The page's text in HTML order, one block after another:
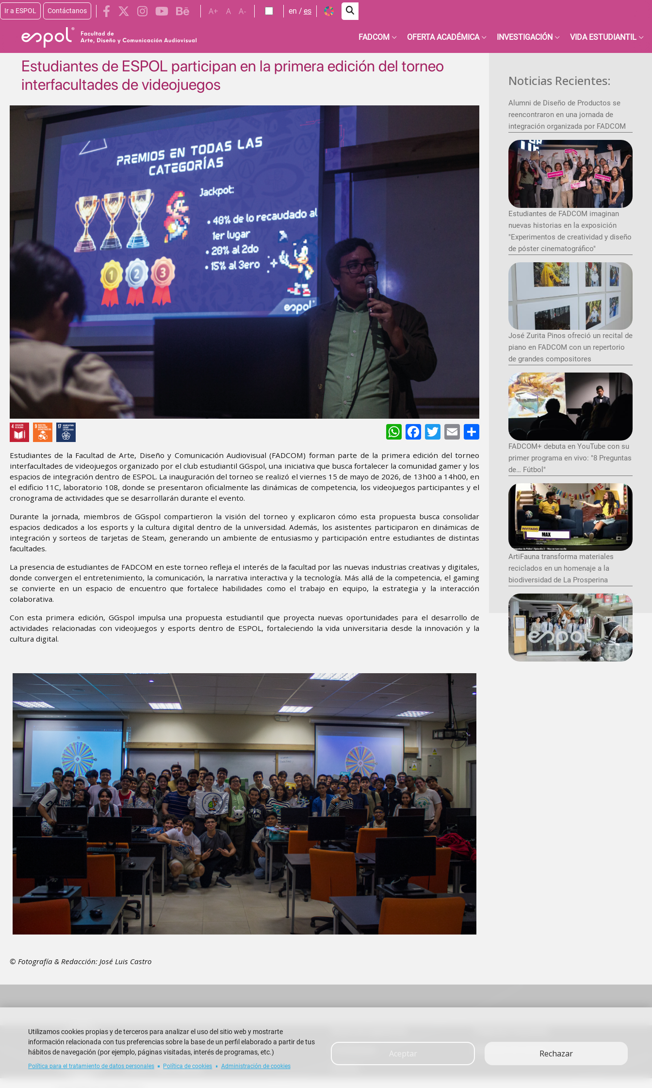
Pasar al contenido principal
Ir a ESPOL Contáctanos A+ A A- en es
FADCOM OFERTA ACADÉMICA INVESTIGACIÓN VIDA ESTUDIANTIL
Estudiantes de ESPOL participan en la primera edición del torneo
interfacultades de videojuegos
WhatsApp
Facebook
Twitter
EmailShare
Estudiantes de la Facultad de Arte, Diseño y Comunicación Audiovisual (FADCOM) forman parte de la primera edición del torneo
interfacultades de videojuegos organizado por el club estudiantil GGspol, una iniciativa que busca fortalecer la comunidad gamer y los
espacios de integración dentro de ESPOL. La inauguración del torneo se realizó el viernes 15 de mayo de 2026, de 13h00 a 14h00, en
el edificio 11C, laboratorio 108, donde se presentaron oficialmente las dinámicas de competencia, los videojuegos participantes y el
cronograma de actividades que se desarrollarán durante el evento.
Durante la jornada, miembros de GGspol compartieron la visión del torneo y explicaron cómo esta propuesta busca consolidar
espacios dedicados a los esports y la cultura digital dentro de la universidad. Además, los asistentes participaron en dinámicas de
integración y sorteos de tarjetas de Steam, generando un ambiente de entusiasmo y participación entre estudiantes de distintas
facultades.
La presencia de estudiantes de FADCOM en este torneo refleja el interés de la facultad por las nuevas industrias creativas y digitales,
donde convergen el entretenimiento, la comunicación, la narrativa interactiva y la tecnología. Más allá de la competencia, el gaming
se convierte en un espacio de encuentro que fortalece habilidades como el trabajo en equipo, la estrategia y la interacción
colaborativa.
Con esta primera edición, GGspol impulsa una propuesta estudiantil que proyecta nuevas oportunidades para el desarrollo de
actividades relacionadas con videojuegos y esports dentro de ESPOL, fortaleciendo la vida universitaria desde la innovación y la
cultura digital.
Image
© Fotografía & Redacción: José Luis Castro
Noticias Recientes:
Alumni de Diseño de Productos se
reencontraron en una jornada de
integración organizada por FADCOM
Estudiantes de FADCOM imaginan
nuevas historias en la exposición
"Experimentos de creatividad y diseño
de póster cinematográfico"
José Zurita Pinos ofreció un recital de
piano en FADCOM con un repertorio
de grandes compositores
FADCOM+ debuta en YouTube con su
primer programa en vivo: "8 Preguntas
de… Fútbol"
ArtiFauna transforma materiales
reciclados en un homenaje a la
biodiversidad de La Prosperina
Utilizamos cookies propias y de terceros para analizar el uso del sitio web y mostrarte
información relacionada con tus preferencias sobre la base de un perfil elaborado a partir de tus
hábitos de navegación (por ejemplo, páginas visitadas, interés de programas, etc.)
Política para el tratamiento de datos personales Política de cookies Administración de cookies
Rechazar
Aceptar
Escuela Superior Politécnica del Litoral
Campus Gustavo Galindo
Guayaquil - Ecuador
Teléfono: +593-4 2269 269
Contáctanos
Eventos
Rendición de cuentas